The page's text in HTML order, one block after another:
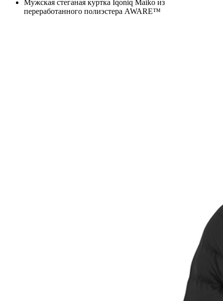
Мужская стеганая куртка Iqoniq Maiko из
переработанного полиэстера AWARE™